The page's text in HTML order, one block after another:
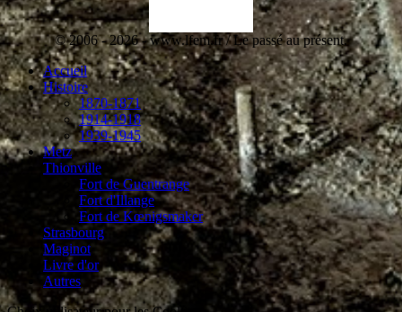
© 2006 - 2026 - www.lfem.fr / Le passé au présent.
Accueil
Histoire
1870-1871
1914-1918
1939-1945
Metz
Thionville
Fort de Guentrange
Fort d'Illange
Fort de Kœnigsmaker
Strasbourg
Maginot
Livre d'or
Autres